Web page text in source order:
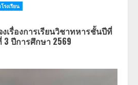
รงเรียน
เรื่องการเรียนวิชาทหารชั้นปีที่
ปีการศึกษา 2569